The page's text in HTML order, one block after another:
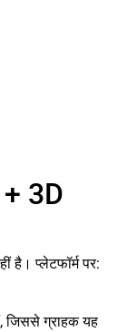
+ 3D
है। प्लेटफॉर्म पर:
जिससे ग्राहक यह